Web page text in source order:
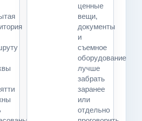
ценные
вещи,
документы
и
съемное
оборудование
лучше
забрать
заранее
или
отдельно